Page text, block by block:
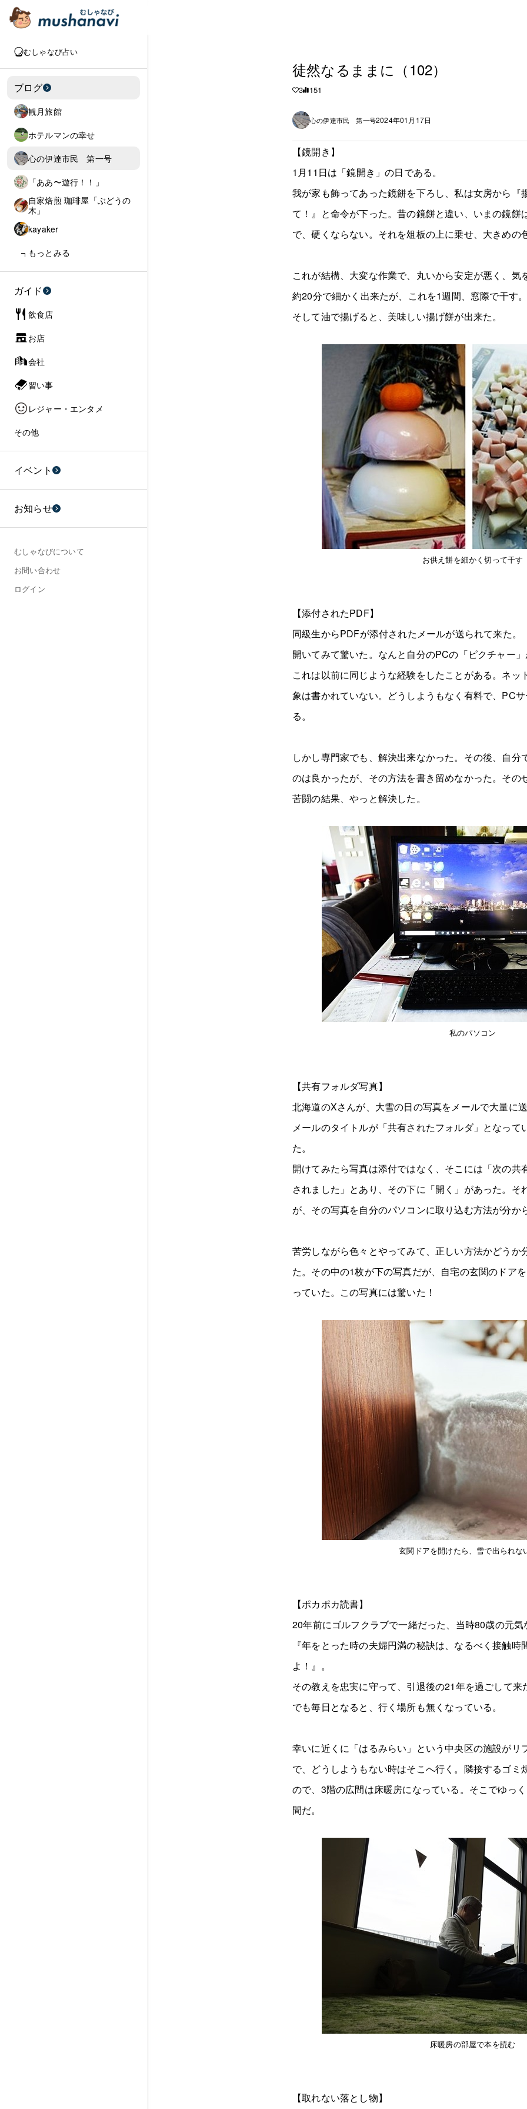
むしゃなび占い
ブログ
観月旅館
ホテルマンの幸せ
心の伊達市民 第一号
「ああ〜遊行！！」
自家焙煎 珈琲屋「ぶどうの
木」
kayaker
もっとみる
ガイド
飲食店
お店
会社
習い事
レジャー・エンタメ
その他
イベント
お知らせ
むしゃなびについて
お問い合わせ
ログイン
徒然なるままに（102）
3 151
心の伊達市民 第一号2024年01月17日
【鏡開き】
1月11日は「鏡開き」の日である。
我が家も飾ってあった鏡餅を下ろし、私は女房から『
て！』と命令が下った。昔の鏡餅と違い、いまの鏡餅
で、硬くならない。それを俎板の上に乗せ、大きめの
これが結構、大変な作業で、丸いから安定が悪く、気
約20分で細かく出来たが、これを1週間、窓際で干す
そして油で揚げると、美味しい揚げ餅が出来た。
お供え餅を細かく切って干す
【添付されたPDF】
同級生からPDFが添付されたメールが送られて来た。
開いてみて驚いた。なんと自分のPCの「ピクチャー
これは以前に同じような経験をしたことがある。ネッ
象は書かれていない。どうしようもなく有料で、PC
る。
しかし専門家でも、解決出来なかった。その後、自分
のは良かったが、その方法を書き留めなかった。その
苦闘の結果、やっと解決した。
私のパソコン
【共有フォルダ写真】
北海道のXさんが、大雪の日の写真をメールで大量に
メールのタイトルが「共有されたフォルダ」となって
た。
開けてみたら写真は添付ではなく、そこには「次の共
されました」とあり、その下に「開く」があった。そ
が、その写真を自分のパソコンに取り込む方法が分か
苦労しながら色々とやってみて、正しい方法かどうか
た。その中の1枚が下の写真だが、自宅の玄関のドア
っていた。この写真には驚いた！
玄関ドアを開けたら、雪で出られな
【ポカポカ読書】
20年前にゴルフクラブで一緒だった、当時80歳の元
『年をとった時の夫婦円満の秘訣は、なるべく接触
よ！』。
その教えを忠実に守って、引退後の21年を過ごして来
でも毎日となると、行く場所も無くなっている。
幸いに近くに「はるみらい」という中央区の施設がリ
で、どうしようもない時はそこへ行く。隣接するゴミ
ので、3階の広間は床暖房になっている。そこでゆっ
間だ。
床暖房の部屋で本を読む
【取れない落とし物】